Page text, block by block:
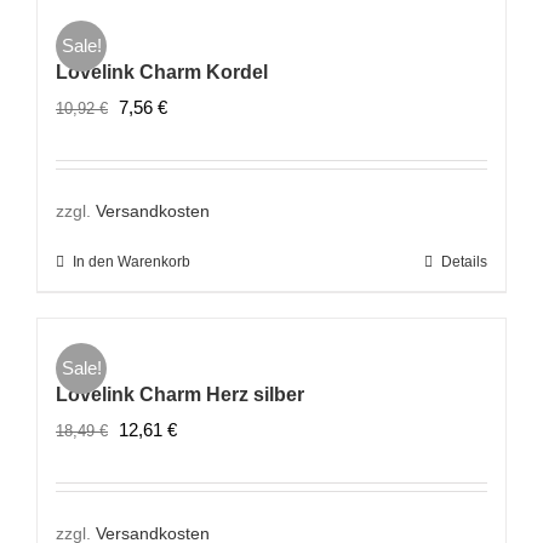
Sale!
Lovelink Charm Kordel
10,92€ Ursprünglicher
war:
10,92 €
7,56 €Aktueller
ist:
7,56 €.
zzgl. Versandkosten
In den Warenkorb Details
Sale!
Lovelink Charm Herz silber
18,49€
Ursprünglicher
war:
18,49 €
12,61 €Aktueller
ist:
12,61 €.
zzgl. Versandkosten